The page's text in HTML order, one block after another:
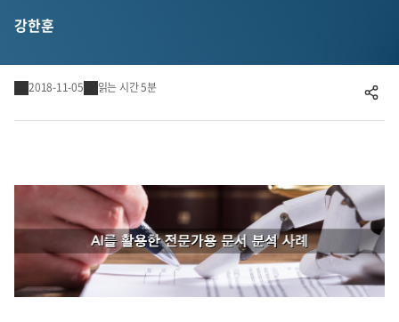
물류 서비스
인사이트
인사이트 리포트
강한훈
2018-11-05
읽는 시간 5분
공유하기